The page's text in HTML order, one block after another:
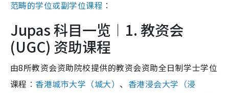
范畴的学位或副学位课程 ︰
Jupas 科目一览︱1. 教资会
(UGC) 资助课程
由8所教资会资助院校提供的教资会资助全日制学士学位
课程︰ 香港城市大学（城大） 、 香港浸会大学（浸